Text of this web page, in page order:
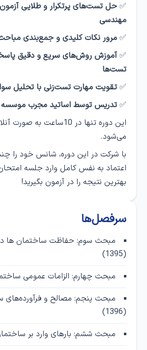
✅حل تست‌های پرتکرار و طلایی
مهندسی
✅مرور نکات کلیدی و جمع‌بندی
✅آموزش روش‌های سریع و دقیق
تست‌ها
✅تقویت مهارت تست‌زنی با تحلیل
✅تدریس توسط اساتید مجرب موسسه
این دوره تنها در 10ساعت به
می‌شود.
با شرکت در این دوره، شانس خود را چند
اعتماد به نفس کامل وارد جلسه
بهترین نتیجه را در آزمون بگیرید!
سرفصل‌ها
مبحث سوم: حفاظت ساختمان ها
(1395)
مبحث چهارم: الزامات عمومی ساختمان
مبحث پنجم: مصالح و فرآورده‌های
(1396)
مبحث ششم: بارهای وارد بر ساختمان